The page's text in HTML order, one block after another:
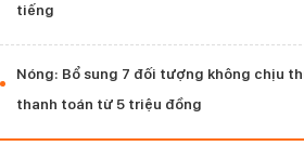
tiếng
Nóng: Bổ sung 7 đối tượng không chịu
thanh toán từ 5 triệu đồng